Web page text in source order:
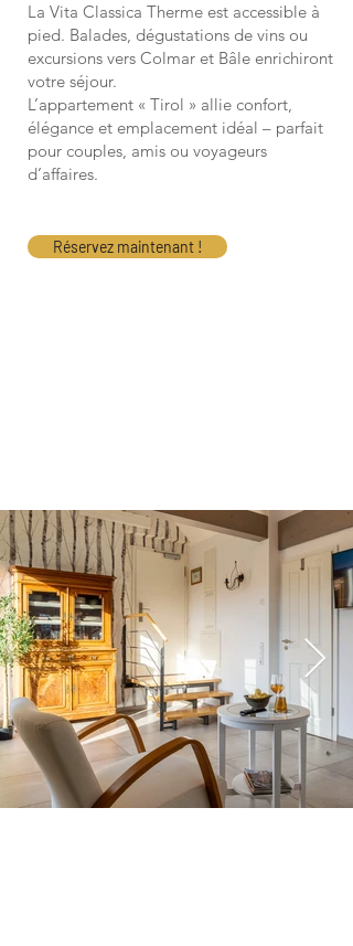
La Vita Classica Therme est accessible à
pied. Balades, dégustations de vins ou
excursions vers Colmar et Bâle enrichiront
votre séjour.
L’appartement « Tirol » allie confort,
élégance et emplacement idéal – parfait
pour couples, amis ou voyageurs
d’affaires.
Réservez maintenant !